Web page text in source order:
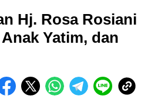
Hj. Rosa Rosiani
Yatim, dan